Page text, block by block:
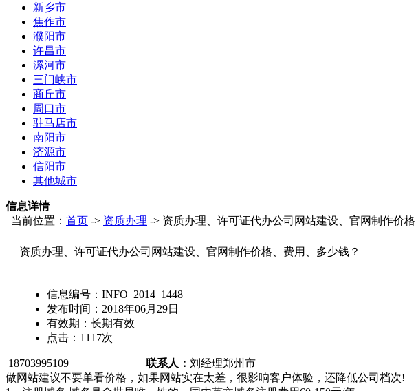
新乡市
焦作市
濮阳市
许昌市
漯河市
三门峡市
商丘市
周口市
驻马店市
南阳市
济源市
信阳市
其他城市
信息详情
当前位置： 首页 -> 资质办理 -> 资质办理、许可证代办公司网站建设、官网制作价
资质办理、许可证代办公司网站建设、官网制作价格、费用、多少钱？
信息编号： INFO_2014_1448
发布时间： 2018年06月29日
有效期： 长期有效
点击： 1117次
18703995109 联系人： 刘经理郑州市
做网站建议不要单看价格，如果网站实在太差，很影响客户体验，还降低公司档次!